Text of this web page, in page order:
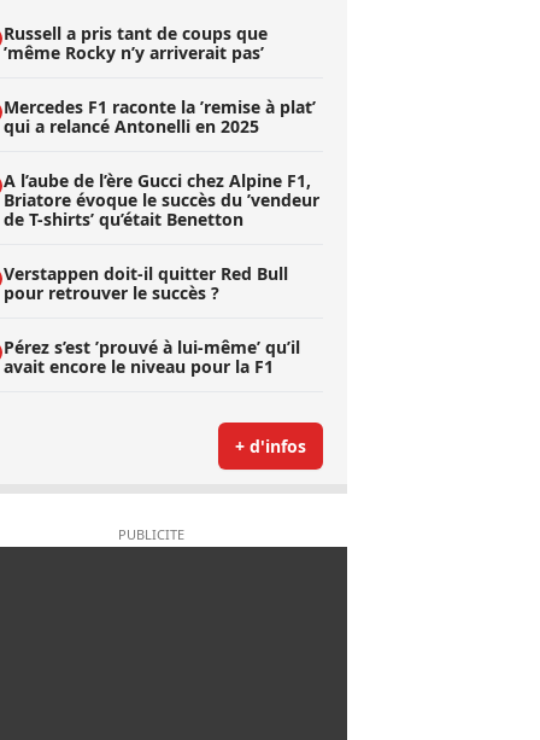
Russell a pris tant de coups que
’même Rocky n’y arriverait pas’
Mercedes F1 raconte la ’remise à plat’
qui a relancé Antonelli en 2025
A l’aube de l’ère Gucci chez Alpine F1,
Briatore évoque le succès du ’vendeur
de T-shirts’ qu’était Benetton
Verstappen doit-il quitter Red Bull
pour retrouver le succès ?
Pérez s’est ’prouvé à lui-même’ qu’il
avait encore le niveau pour la F1
+ d'infos